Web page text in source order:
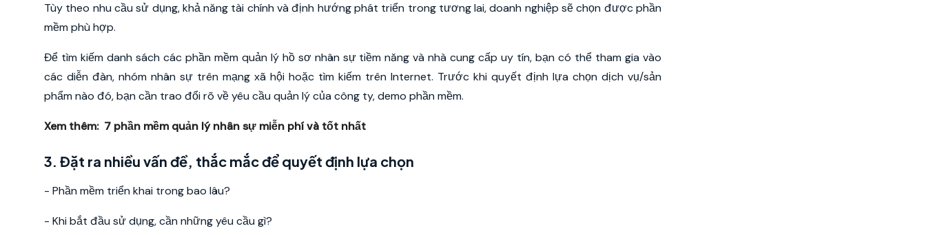
Tùy theo nhu cầu sử dụng, khả năng tài chính và định hướng phát triển trong tương lai, doanh nghiệp sẽ chọn được phần
mềm phù hợp.
Để tìm kiếm danh sách các phần mềm quản lý hồ sơ nhân sự tiềm năng và nhà cung cấp uy tín, bạn có thể tham gia vào
các diễn đàn, nhóm nhân sự trên mạng xã hội hoặc tìm kiếm trên Internet. Trước khi quyết định lựa chọn dịch vụ/sản
phẩm nào đó, bạn cần trao đổi rõ về yêu cầu quản lý của công ty, demo phần mềm.
Xem thêm: 7 phần mềm quản lý nhân sự miễn phí và tốt nhất
3. Đặt ra nhiều vấn đề, thắc mắc để quyết định lựa chọn
- Phần mềm triển khai trong bao lâu?
- Khi bắt đầu sử dụng, cần những yêu cầu gì?